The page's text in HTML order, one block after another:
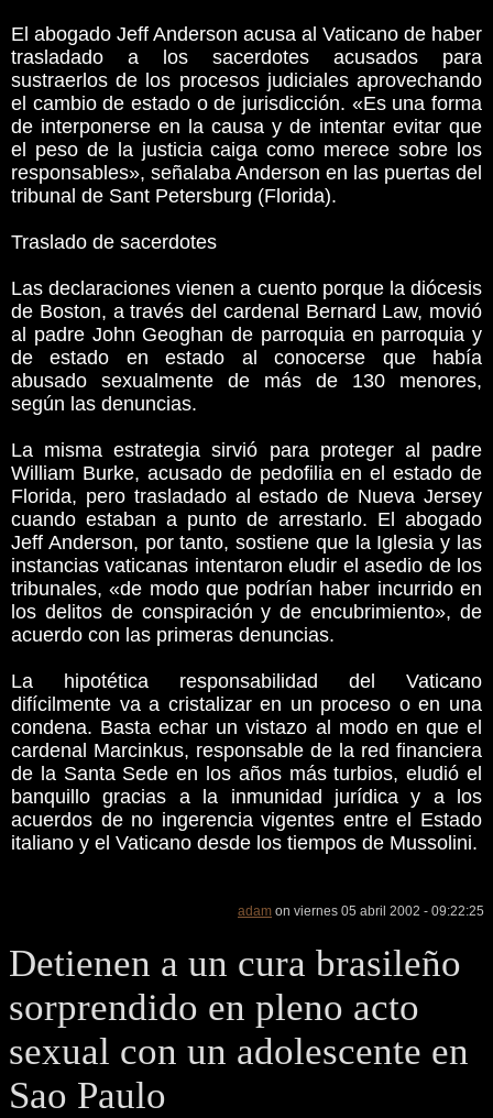
El abogado Jeff Anderson acusa al Vaticano de haber
trasladado a los sacerdotes acusados para
sustraerlos de los procesos judiciales aprovechando
el cambio de estado o de jurisdicción. «Es una forma
de interponerse en la causa y de intentar evitar que
el peso de la justicia caiga como merece sobre los
responsables», señalaba Anderson en las puertas del
tribunal de Sant Petersburg (Florida).
Traslado de sacerdotes
Las declaraciones vienen a cuento porque la diócesis
de Boston, a través del cardenal Bernard Law, movió
al padre John Geoghan de parroquia en parroquia y
de estado en estado al conocerse que había
abusado sexualmente de más de 130 menores,
según las denuncias.
La misma estrategia sirvió para proteger al padre
William Burke, acusado de pedofilia en el estado de
Florida, pero trasladado al estado de Nueva Jersey
cuando estaban a punto de arrestarlo. El abogado
Jeff Anderson, por tanto, sostiene que la Iglesia y las
instancias vaticanas intentaron eludir el asedio de los
tribunales, «de modo que podrían haber incurrido en
los delitos de conspiración y de encubrimiento», de
acuerdo con las primeras denuncias.
La hipotética responsabilidad del Vaticano
difícilmente va a cristalizar en un proceso o en una
condena. Basta echar un vistazo al modo en que el
cardenal Marcinkus, responsable de la red financiera
de la Santa Sede en los años más turbios, eludió el
banquillo gracias a la inmunidad jurídica y a los
acuerdos de no ingerencia vigentes entre el Estado
italiano y el Vaticano desde los tiempos de Mussolini.
adam on viernes 05 abril 2002 - 09:22:25
Detienen a un cura brasileño
sorprendido en pleno acto
sexual con un adolescente en
Sao Paulo